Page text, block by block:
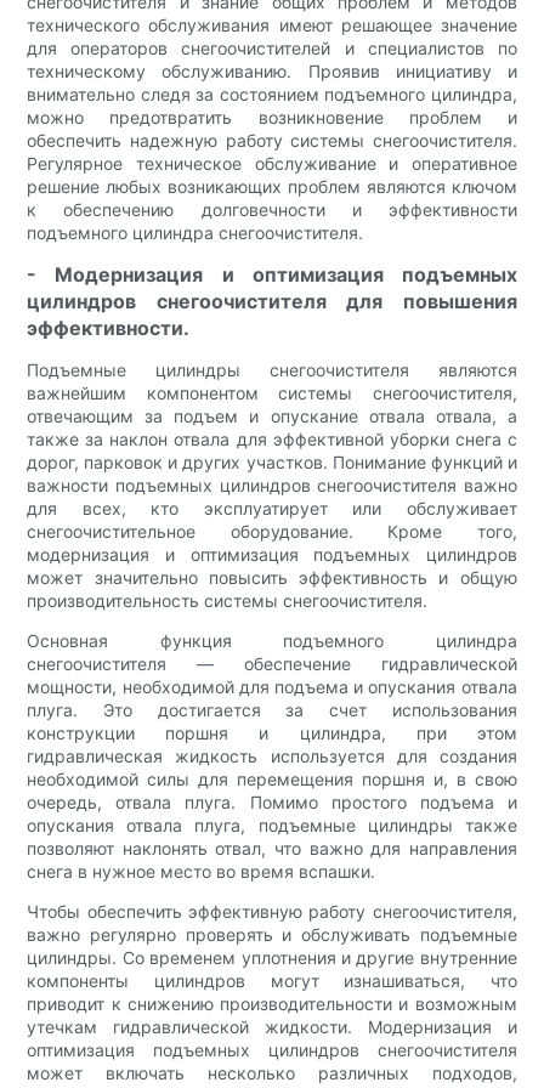
технического обслуживания имеют решающее значение
для операторов снегоочистителей и специалистов по
техническому обслуживанию. Проявив инициативу и
внимательно следя за состоянием подъемного цилиндра,
можно предотвратить возникновение проблем и
обеспечить надежную работу системы снегоочистителя.
Регулярное техническое обслуживание и оперативное
решение любых возникающих проблем являются ключом
к обеспечению долговечности и эффективности
подъемного цилиндра снегоочистителя.
- Модернизация и оптимизация подъемных
цилиндров снегоочистителя для повышения
эффективности.
Подъемные цилиндры снегоочистителя являются
важнейшим компонентом системы снегоочистителя,
отвечающим за подъем и опускание отвала отвала, а
также за наклон отвала для эффективной уборки снега с
дорог, парковок и других участков. Понимание функций и
важности подъемных цилиндров снегоочистителя важно
для всех, кто эксплуатирует или обслуживает
снегоочистительное оборудование. Кроме того,
модернизация и оптимизация подъемных цилиндров
может значительно повысить эффективность и общую
производительность системы снегоочистителя.
Основная функция подъемного цилиндра
снегоочистителя — обеспечение гидравлической
мощности, необходимой для подъема и опускания отвала
плуга. Это достигается за счет использования
конструкции поршня и цилиндра, при этом
гидравлическая жидкость используется для создания
необходимой силы для перемещения поршня и, в свою
очередь, отвала плуга. Помимо простого подъема и
опускания отвала плуга, подъемные цилиндры также
позволяют наклонять отвал, что важно для направления
снега в нужное место во время вспашки.
Чтобы обеспечить эффективную работу снегоочистителя,
важно регулярно проверять и обслуживать подъемные
цилиндры. Со временем уплотнения и другие внутренние
компоненты цилиндров могут изнашиваться, что
приводит к снижению производительности и возможным
утечкам гидравлической жидкости. Модернизация и
оптимизация подъемных цилиндров снегоочистителя
может включать несколько различных подходов,